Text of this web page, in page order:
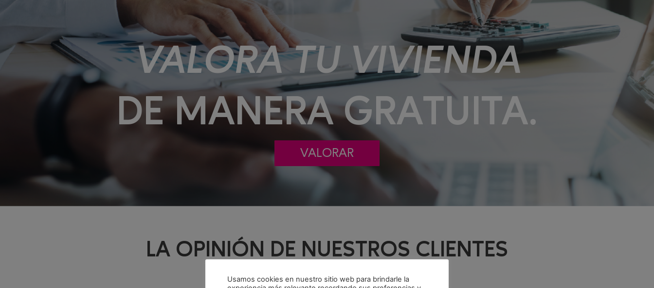
VALORA TU VIVIENDA
DE MANERA GRATUITA.
VALORAR
LA OPINIÓN DE NUESTROS CLIENTES
Usamos cookies en nuestro sitio web para brindarle la